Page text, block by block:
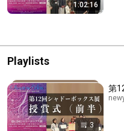
1:02:16
Playlists
3
第